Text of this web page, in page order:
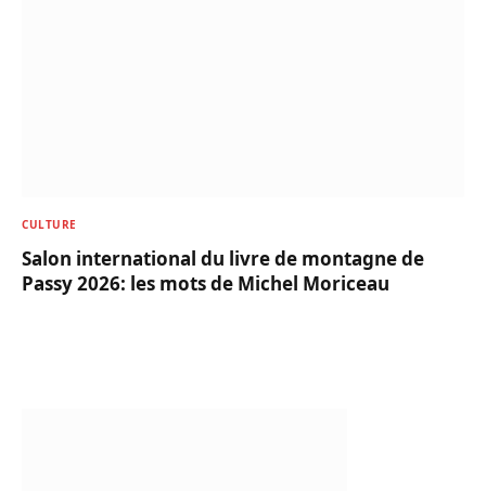
CULTURE
Salon international du livre de montagne de
Passy 2026: les mots de Michel Moriceau